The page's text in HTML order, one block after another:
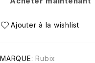
MARQUE: Rubix